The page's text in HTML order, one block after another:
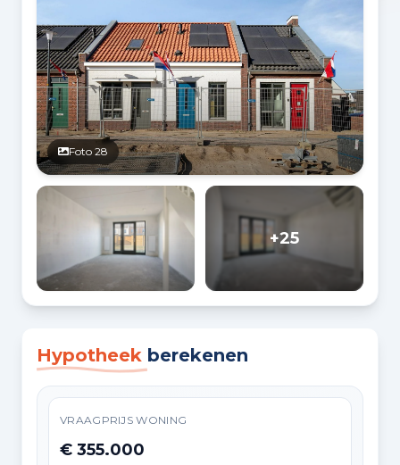
Foto 28
+25
Hypotheek berekenen
VRAAGPRIJS WONING
€ 355.000